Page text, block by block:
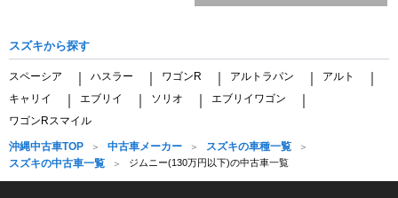
スズキから探す
スペーシア ハスラー ワゴンR アルトラパン アルト
キャリイ エブリイ ソリオ エブリイワゴン
ワゴンRスマイル
沖縄中古車TOP 中古車メーカー
スズキの車種一覧
スズキの中古車一覧
ジムニー(130万円以下)の中古車一覧